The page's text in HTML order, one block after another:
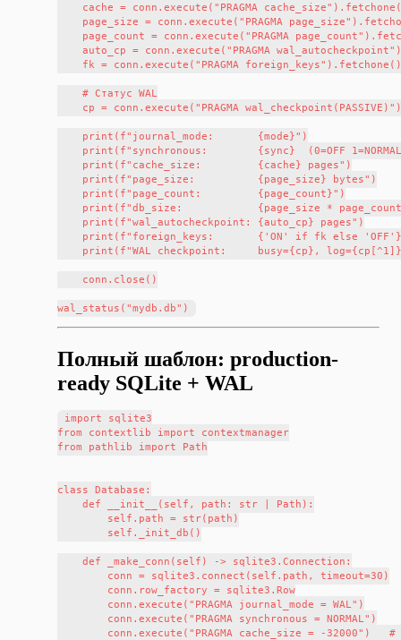
cache = conn.execute("PRAGMA
page_size = conn.execute("PRAGMA
page_count = conn.execute("PRAGMA
auto_cp = conn.execute("PRAGMA
    fk = conn.execute("PRAGMA foreign_keys").fetchone()
    # Статус WAL
cp = conn.execute("PRAGMA
    print(f"journal_mode:       {mode}")
print(f"synchronous:        {sync}  (0=OFF
    print(f"cache_size:         {cache} pages")
    print(f"page_size:          {page_size} bytes")
    print(f"page_count:         {page_count}")
print(f"db_size:            {page_size *
    print(f"wal_autocheckpoint: {auto_cp} pages")
print(f"foreign_keys:       {'ON' if fk else
print(f"WAL checkpoint:     busy={cp},
    conn.close()
Полный шаблон: production-
ready SQLite + WAL
import sqlite3
from contextlib import contextmanager
from pathlib import Path
class Database:
    def __init__(self, path: str | Path):
        self.path = str(path)
        self._init_db()
    def _make_conn(self) -> sqlite3.Connection:
        conn = sqlite3.connect(self.path, timeout=30)
        conn.row_factory = sqlite3.Row
        conn.execute("PRAGMA journal_mode = WAL")
        conn.execute("PRAGMA synchronous = NORMAL")
conn.execute("PRAGMA cache_size = -32000")   #